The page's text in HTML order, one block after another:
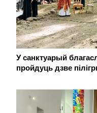
У санктуарый
пройдуць дзве